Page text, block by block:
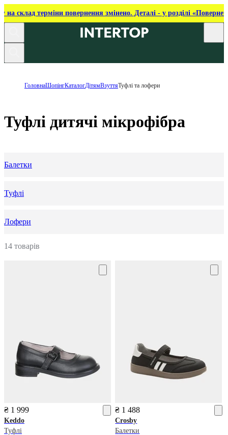
на склад терміни повернення змінено. Деталі - у розділі
ГоловнаШопінгКаталогДітямВзуттяТуфлі та лофери
Туфлі дитячі мікрофібра
Балетки
Туфлі
Лофери
14 товарів
₴ 1 999
Keddo
Туфлі
₴ 1 488
Crosby
Балетки